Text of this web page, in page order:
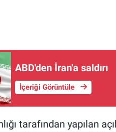
ABD'den İran'a saldırı
İçeriği Görüntüle
tarafından yapılan